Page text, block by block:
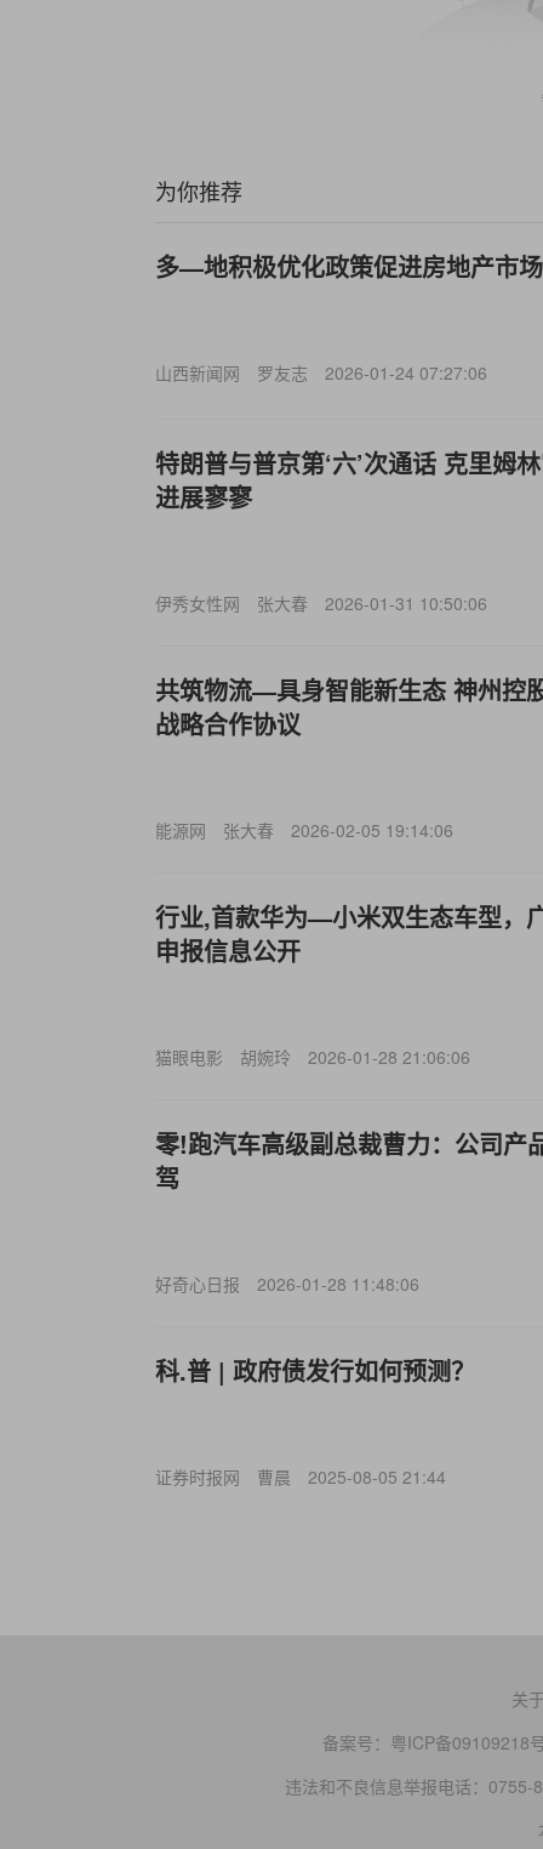
为你推荐
多—地积极优化政策促进房地产市
山西新闻网 罗友志 2026-01-24 07:27:06
特朗普与普京第‘六’次通话 克里姆
进展寥寥
伊秀女性网 张大春 2026-01-31 10:50:06
共筑物流—具身智能新生态 神州控
战略合作协议
能源网 张大春 2026-02-05 19:14:06
行业,首款华为—小米双生态车型，
申报信息公开
猫眼电影 胡婉玲 2026-01-28 21:06:06
零!跑汽车高级副总裁曹力：公司产
驾
好奇心日报 2026-01-28 11:48:06
科.普 | 政府债发行如何预测？
证券时报网 曹晨 2025-08-05 21:44
关
备案号： 粤ICP备09109218
违法和不良信息举报电话：0755-